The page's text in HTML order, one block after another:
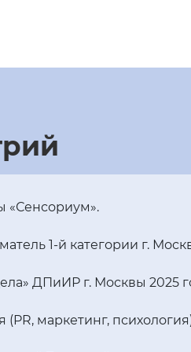
«Сенсориум».
1-й категории г.
ДПиИР г. Москвы 2025
маркетинг,